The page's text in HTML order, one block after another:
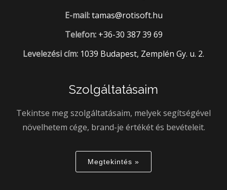
E-mail: tamas@rotisoft.hu
Telefon: +36-30 387 39 69
Levelezési cím: 1039 Budapest, Zemplén Gy. u. 2.
Szolgáltatásaim
Tekintse meg szolgáltatásaim, melyek segítségével
növelhetem cége, brand-je értékét és bevételeit.
Megtekintés »